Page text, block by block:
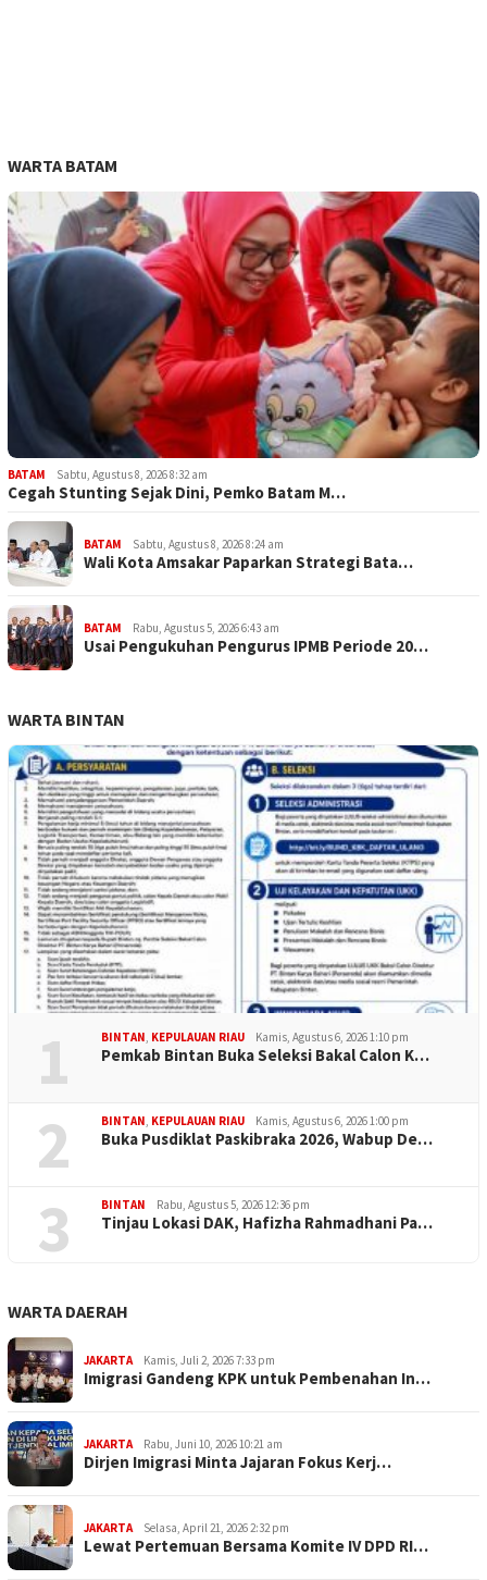
WARTA BATAM
BATAM Sabtu, Agustus 8, 2026 8:32 am
Cegah Stunting Sejak Dini, Pemko Batam M…
BATAM Sabtu, Agustus 8, 2026 8:24 am
Wali Kota Amsakar Paparkan Strategi Bata…
BATAM Rabu, Agustus 5, 2026 6:43 am
Usai Pengukuhan Pengurus IPMB Periode 20…
WARTA BINTAN
1 BINTAN, KEPULAUAN RIAU Kamis, Agustus 6, 2026 1:10 pm
Pemkab Bintan Buka Seleksi Bakal Calon K…
2 BINTAN, KEPULAUAN RIAU Kamis, Agustus 6, 2026 1:00 pm
Buka Pusdiklat Paskibraka 2026, Wabup De…
3 BINTAN Rabu, Agustus 5, 2026 12:36 pm
Tinjau Lokasi DAK, Hafizha Rahmadhani Pa…
WARTA DAERAH
JAKARTA Kamis, Juli 2, 2026 7:33 pm
Imigrasi Gandeng KPK untuk Pembenahan In…
JAKARTA Rabu, Juni 10, 2026 10:21 am
Dirjen Imigrasi Minta Jajaran Fokus Kerj…
JAKARTA Selasa, April 21, 2026 2:32 pm
Lewat Pertemuan Bersama Komite IV DPD RI…